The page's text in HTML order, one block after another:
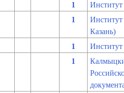
1
1
Казань)
1
Институт
1